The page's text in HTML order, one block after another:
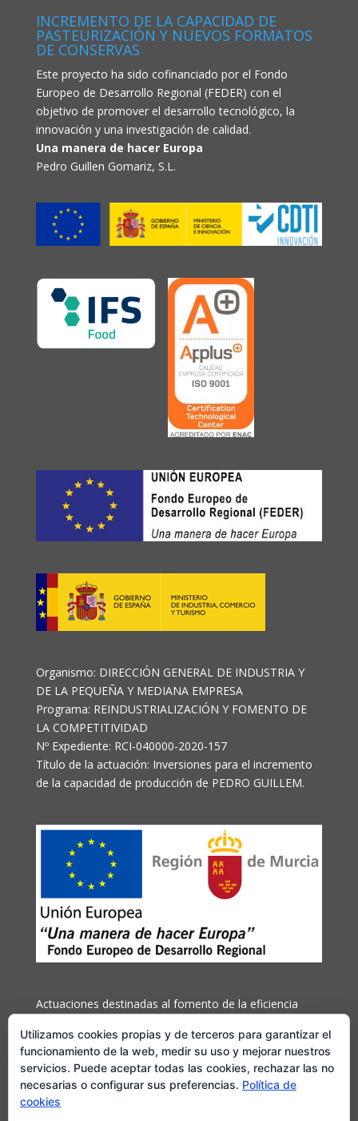
INCREMENTO DE LA CAPACIDAD DE
PASTEURIZACIÓN Y NUEVOS FORMATOS
DE CONSERVAS
Este proyecto ha sido cofinanciado por el Fondo
Europeo de Desarrollo Regional (FEDER) con el
objetivo de promover el desarrollo tecnológico, la
innovación y una investigación de calidad.
Una manera de hacer Europa
Pedro Guillen Gomariz, S.L.
Organismo: DIRECCIÓN GENERAL DE INDUSTRIA Y
DE LA PEQUEÑA Y MEDIANA EMPRESA
Programa: REINDUSTRIALIZACIÓN Y FOMENTO DE
LA COMPETITIVIDAD
Nº Expediente: RCI-040000-2020-157
Título de la actuación: Inversiones para el incremento
de la capacidad de producción de PEDRO GUILLEM.
Actuaciones destinadas al fomento de la eficiencia
cofinanciada por el Fondo Europeo de Desarrollo
Regional (FEDER) y la Región de Murcia
Más información
Utilizamos cookies propias y de terceros para garantizar el
funcionamiento de la web, medir su uso y mejorar nuestros
servicios. Puede aceptar todas las cookies, rechazar las no
necesarias o configurar sus preferencias. Política de
cookies